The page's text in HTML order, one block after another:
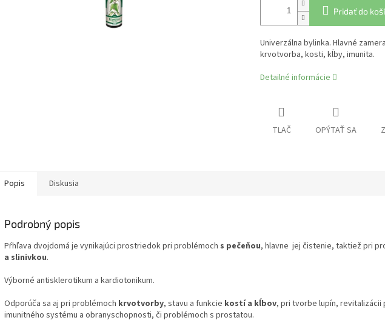
Pridať do
Univerzálna bylinka. Hlavné
krvotvorba, kosti, kĺby, imunita.
Detailné informácie
TLAČ OPÝTAŤ SA
Popis Diskusia
Podrobný popis
Pŕhľava dvojdomá je vynikajúci prostriedok pri problémoch s pečeňou, hlavne jej čistenie, taktiež pri
a slinivkou.
Výborné antisklerotikum a kardiotonikum.
Odporúča sa aj pri problémoch krvotvorby, stavu a funkcie kostí a kĺbov, pri tvorbe lupín, revitalizácii
imunitného systému a obranyschopnosti, či problémoch s prostatou.